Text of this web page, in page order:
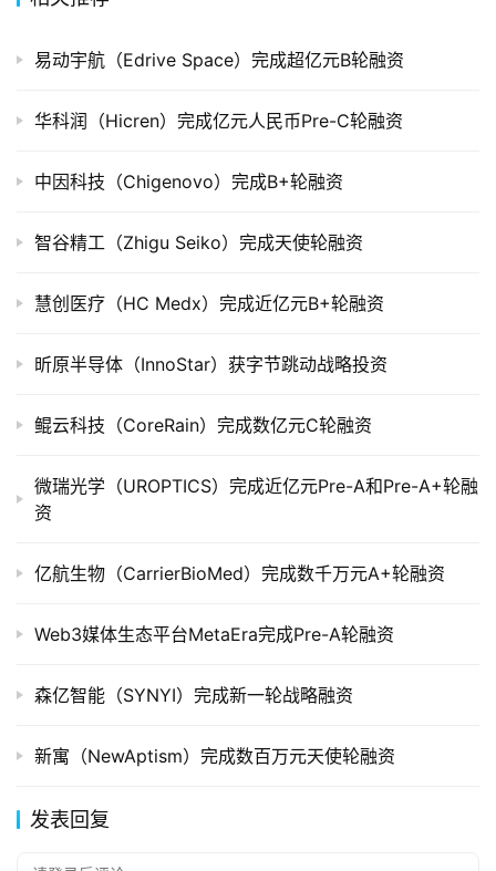
上
投
业
院
易动宇航（Edrive Space）完成超亿元B轮融资
华科润（Hicren）完成亿元人民币Pre-C轮融资
中因科技（Chigenovo）完成B+轮融资
智谷精工（Zhigu Seiko）完成天使轮融资
慧创医疗（HC Medx）完成近亿元B+轮融资
昕原半导体（InnoStar）获字节跳动战略投资
鲲云科技（CoreRain）完成数亿元C轮融资
微瑞光学（UROPTICS）完成近亿元Pre-A和Pre-A+轮融
资
亿航生物（CarrierBioMed）完成数千万元A+轮融资
Web3媒体生态平台MetaEra完成Pre-A轮融资
森亿智能（SYNYI）完成新一轮战略融资
新寓（NewAptism）完成数百万元天使轮融资
发表回复